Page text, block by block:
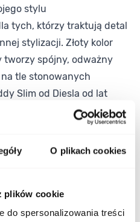
O plikach cookies
plików cookie
do spersonalizowania treści
stylu
tych, którzy traktują detal
stylizacji. Złoty kolor
tworzy spójny, odważny
tle stonowanych
Slim od Diesla od lat
na wyrazistym, modnym
użytkowania.
zwraca uwagę już przy